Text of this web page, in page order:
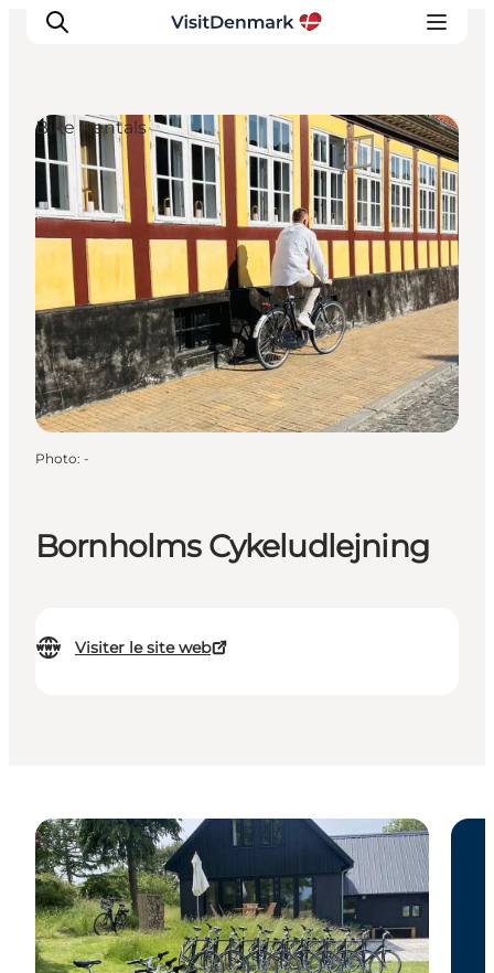
Inspirations
Destinations
Quoi faire
Hébergements
Planifiez votre voyage
Bornholms Cykeludlejning
Visiter le site web
Bike Rentals
Photo: -